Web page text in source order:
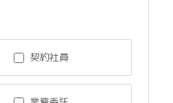
契約社員